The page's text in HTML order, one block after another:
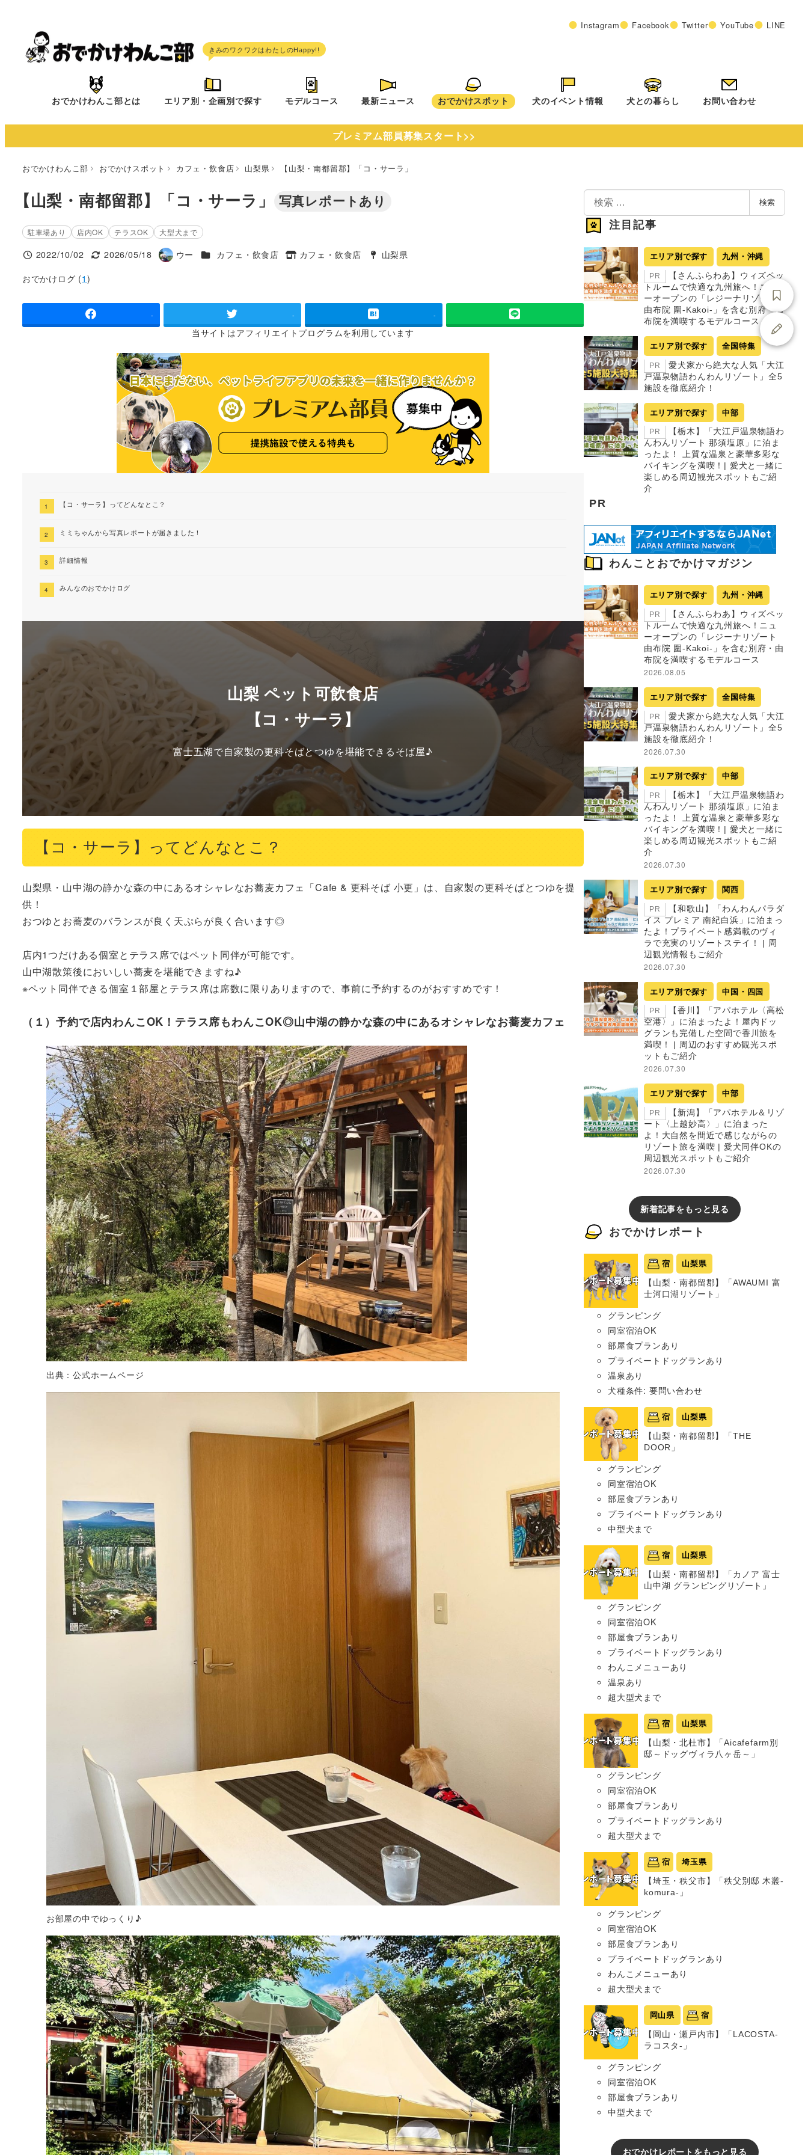
へ
Instagram Facebook Twitter YouTube LINE
おでかけわんこ部とは エリア別・企画別で探す モデルコース 最新ニュース おでかけスポット 犬のイベント情報 犬との暮らし お問い合わせ
プレミアム部員募集スタート>>
おでかけわんこ部 おでかけスポット カフェ・飲食店 山梨県 【山梨・南都留郡】「コ・サーラ」
【山梨・南都留郡】「コ・サーラ」 写真レポートあり
駐車場あり 店内OK テラスOK 大型犬まで
投稿日
2022/10/02
更新日
2026/05/18
著
ウー 施設ジャンル
カフェ・飲食店
タグ
カフェ・飲食店
タグ
山梨県
おでかけログ (1)
- - -
当サイトはアフィリエイトプログラムを利用しています
【コ・サーラ】ってどんなとこ？
ミミちゃんから写真レポートが届きました！
詳細情報
みんなのおでかけログ
山梨 ペット可飲食店
【コ・サーラ】
富士五湖で自家製の更科そばとつゆを堪能できるそば屋♪
【コ・サーラ】ってどんなとこ？
山梨県・山中湖の静かな森の中にあるオシャレなお蕎麦カフェ「Cafe & 更科そば 小更」は、自家製の更科そばとつゆを提
供！
おつゆとお蕎麦のバランスが良く天ぷらが良く合います◎
店内1つだけある個室とテラス席ではペット同伴が可能です。
山中湖散策後においしい蕎麦を堪能できますね♪
※ペット同伴できる個室１部屋とテラス席は席数に限りありますので、事前に予約するのがおすすめです！
（１）予約で店内わんこOK！テラス席もわんこOK◎山中湖の静かな森の中にあるオシャレなお蕎麦カフェ
出典：公式ホームページ
お部屋の中でゆっくり♪
検
索
検索
注目記事
エリア別で探す 九州・沖縄
PR
【さんふらわあ】ウィズペッ
トルームで快適な九州旅へ！ニュ
ーオープンの「レジーナリゾート
由布院 圍-Kakoi-」を含む別府・由
布院を満喫するモデルコース
エリア別で探す 全国特集
PR
愛犬家から絶大な人気「大江
戸温泉物語わんわんリゾート」全5
施設を徹底紹介！
エリア別で探す 中部
PR
【栃木】「大江戸温泉物語わ
んわんリゾート 那須塩原」に泊ま
ったよ！ 上質な温泉と豪華多彩な
バイキングを満喫！| 愛犬と一緒に
楽しめる周辺観光スポットもご紹
介
PR
わんことおでかけマガジン
エリア別で探す 九州・沖縄
PR
【さんふらわあ】ウィズペッ
トルームで快適な九州旅へ！ニュ
ーオープンの「レジーナリゾート
由布院 圍-Kakoi-」を含む別府・由
布院を満喫するモデルコース
2026.08.05
エリア別で探す 全国特集
PR
愛犬家から絶大な人気「大江
戸温泉物語わんわんリゾート」全5
施設を徹底紹介！
2026.07.30
エリア別で探す 中部
PR
【栃木】「大江戸温泉物語わ
んわんリゾート 那須塩原」に泊ま
ったよ！ 上質な温泉と豪華多彩な
バイキングを満喫！| 愛犬と一緒に
楽しめる周辺観光スポットもご紹
介
2026.07.30
エリア別で探す 関西
PR
【和歌山】「わんわんパラダ
イス プレミア 南紀白浜」に泊まっ
たよ！プライベート感満載のヴィ
ラで充実のリゾートステイ！ | 周
辺観光情報もご紹介
2026.07.30
エリア別で探す 中国・四国
PR
【香川】「アパホテル〈高松
空港〉」に泊まったよ！屋内ドッ
グランも完備した空間で香川旅を
満喫！ | 周辺のおすすめ観光スポ
ットもご紹介
2026.07.30
エリア別で探す 中部
PR
【新潟】「アパホテル＆リゾ
ート〈上越妙高〉」に泊まった
よ！大自然を間近で感じながらの
リゾート旅を満喫 | 愛犬同伴OKの
周辺観光スポットもご紹介
2026.07.30
新着記事をもっと見る
おでかけレポート
宿 山梨県
【山梨・南都留郡】「AWAUMI 富
士河口湖リゾート」
グランピング
同室宿泊OK
部屋食プランあり
プライベートドッグランあり
温泉あり
犬種条件: 要問い合わせ
宿 山梨県
【山梨・南都留郡】「THE
DOOR」
グランピング
同室宿泊OK
部屋食プランあり
プライベートドッグランあり
中型犬まで
宿 山梨県
【山梨・南都留郡】「カノア 富士
山中湖 グランピングリゾート」
グランピング
同室宿泊OK
部屋食プランあり
プライベートドッグランあり
わんこメニューあり
温泉あり
超大型犬まで
宿 山梨県
【山梨・北杜市】「Aicafefarm別
邸～ドッグヴィラ八ヶ岳～」
グランピング
同室宿泊OK
部屋食プランあり
プライベートドッグランあり
超大型犬まで
宿 埼玉県
【埼玉・秩父市】「秩父別邸 木叢-
komura-」
グランピング
同室宿泊OK
部屋食プランあり
プライベートドッグランあり
わんこメニューあり
超大型犬まで
岡山県 宿
【岡山・瀬戸内市】「LACOSTA-
ラコスタ-」
グランピング
同室宿泊OK
部屋食プランあり
中型犬まで
おでかけレポートをもっと見る